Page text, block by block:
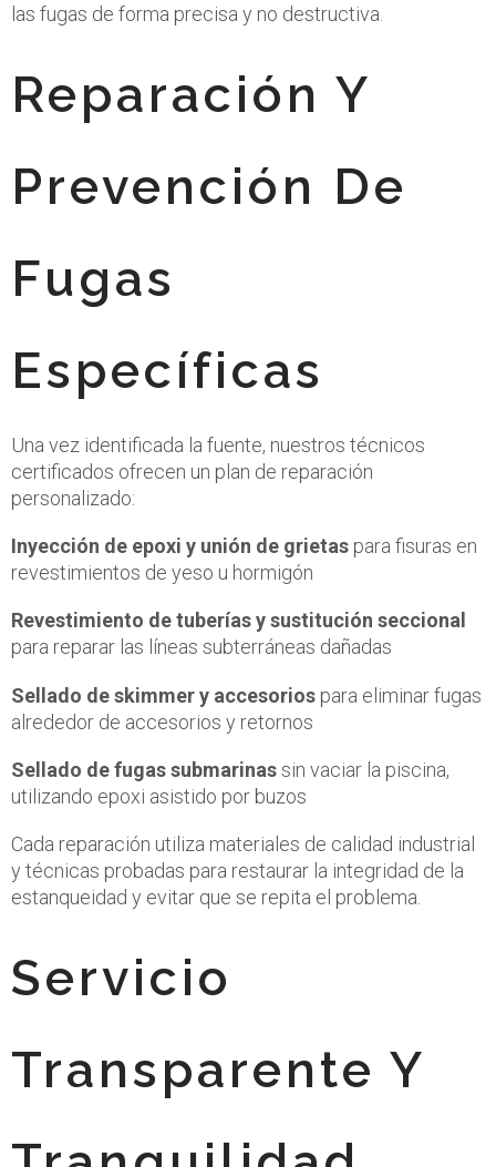
las fugas de forma precisa y no destructiva.
Reparación Y
Prevención De
Fugas
Específicas
Una vez identificada la fuente, nuestros técnicos
certificados ofrecen un plan de reparación
personalizado:
Inyección de epoxi y unión de grietas para fisuras en
revestimientos de yeso u hormigón
Revestimiento de tuberías y sustitución seccional
para reparar las líneas subterráneas dañadas
Sellado de skimmer y accesorios para eliminar fugas
alrededor de accesorios y retornos
Sellado de fugas submarinassin vaciar la piscina,
utilizando epoxi asistido por buzos
Cada reparación utiliza materiales de calidad industrial
y técnicas probadas para restaurar la integridad de la
estanqueidad y evitar que se repita el problema.
Servicio
Transparente Y